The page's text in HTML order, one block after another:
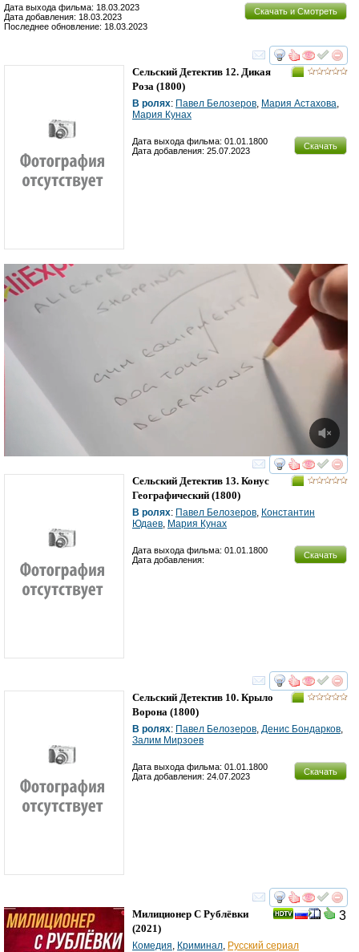
Скачать и Смотреть
Дата выхода фильма: 18.03.2023
Дата добавления: 18.03.2023
Последнее обновление: 18.03.2023
смотреть
Сельский Детектив 12. Дикая
Роза (1800)
В ролях: Павел Белозеров Мария Астахова
Мария Кунах
Скачать
Дата выхода фильма: 01.01.1800
Дата добавления: 25.07.2023
смотреть
Сельский Детектив 13. Конус
Географический (1800)
В ролях: Павел Белозеров Константин
Юдаев Мария Кунах
Скачать
Дата выхода фильма: 01.01.1800
Дата добавления:
смотреть
Сельский Детектив 10. Крыло
Ворона (1800)
В ролях: Павел Белозеров Денис Бондарков
Залим Мирзоев
Скачать
Дата выхода фильма: 01.01.1800
Дата добавления: 24.07.2023
смотреть
3
Милиционер С Рублёвки
(2021)
Комедия Криминал Русский сериал